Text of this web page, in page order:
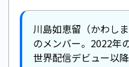
川島如恵留（かわし
のメンバー。2022年
世界配信デビュー以